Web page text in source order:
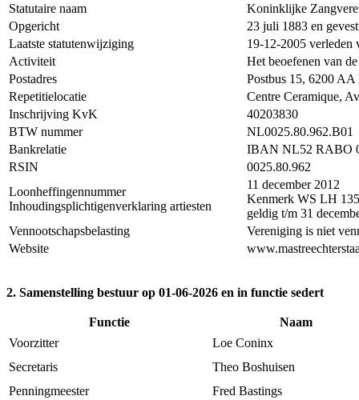
Statutaire naam
Koninklijke
Opgericht
23 juli 1883 en
Laatste statutenwijziging
19-12-2005 verleden
Activiteit
Het beoefenen van
Postadres
Postbus 15, 6200 AA
Repetitielocatie
Centre Ceramique,
Inschrijving KvK
40203830
BTW nummer
NL0025.80.962.B01
Bankrelatie
IBAN NL52 RABO
RSIN
0025.80.962
Loonheffingennummer
Inhoudingsplichtigenverklaring artiesten
11 december 2012
Kenmerk WS LH
geldig t/m 31
Vennootschapsbelasting
Vereniging is niet
Website
2. Samenstelling bestuur op 01-06-2026 en in functie sedert
Functie
Naam
Voorzitter
Loe Coninx
Secretaris
Theo Boshuisen
Penningmeester
Fred Bastings